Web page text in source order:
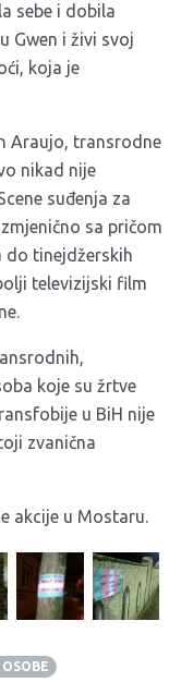
sebe i dobila
Gwen i živi svoj
koja je
Araujo, transrodne
nikad nije
suđenja za
sa pričom
do tinejdžerskih
televizijski film
koje su žrtve
u BiH nije
zvanična
akcije u Mostaru.